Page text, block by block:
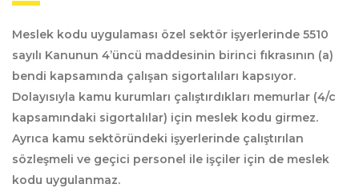
Meslek kodu uygulaması özel sektör işyerlerinde 5510
sayılı Kanunun 4’üncü maddesinin birinci fıkrasının (a)
bendi kapsamında çalışan sigortalıları kapsıyor.
Dolayısıyla kamu kurumları çalıştırdıkları memurlar (4/c
kapsamındaki sigortalılar) için meslek kodu girmez.
Ayrıca kamu sektöründeki işyerlerinde çalıştırılan
sözleşmeli ve geçici personel ile işçiler için de meslek
kodu uygulanmaz.